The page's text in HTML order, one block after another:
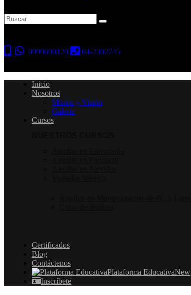
0999690120 04-2302745
Inicio
Nosotros
Misión y Visión
Galería
Cursos
Certificados
Blog
Contáctenos
Plataforma EducativaNew
Inscríbete